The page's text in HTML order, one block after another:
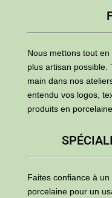
Nous mettons tout
plus artisan possible.
main dans nos
entendu vos logos,
produits en
Faites confiance à
porcelaine pour un